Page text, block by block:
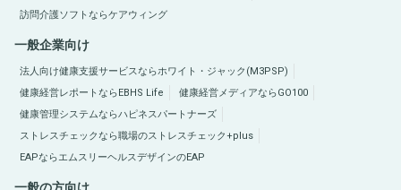
訪問介護ソフトならケアウィング
一般企業向け
法人向け健康支援サービスならホワイト・ジャック(M3PSP)
健康経営レポートならEBHS Life
健康経営メディアならGO100
健康管理システムならハピネスパートナーズ
ストレスチェックなら職場のストレスチェック+plus
EAPならエムスリーヘルスデザインのEAP